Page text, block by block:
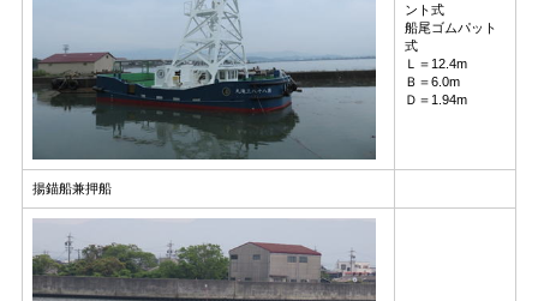
ント式
船尾ゴムパット
式
Ｌ＝12.4m
Ｂ＝6.0m
Ｄ＝1.94m
揚錨船兼押船